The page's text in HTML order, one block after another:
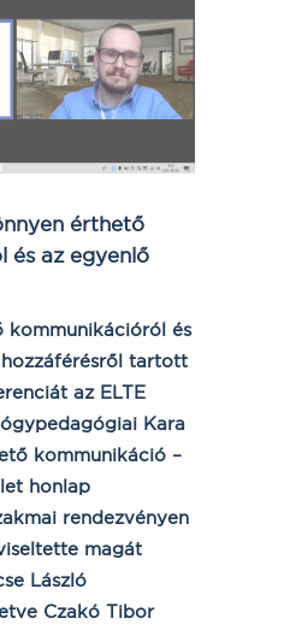
érthető
és az egyenlő
kommunikációról és
tartott
az ELTE
Kara
kommunikáció –
honlap
rendezvényen
magát
László
Czakó Tibor